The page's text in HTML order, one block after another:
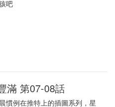
吧
滿 第07-08話
慣例在推特上的插圖系列，星